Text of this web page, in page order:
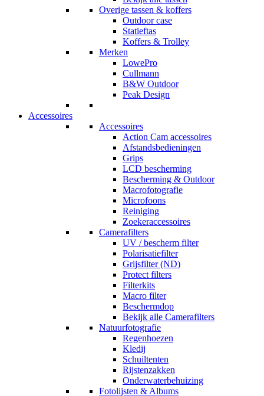
Overige tassen & koffers
Outdoor case
Statieftas
Koffers & Trolley
Merken
LowePro
Cullmann
B&W Outdoor
Peak Design
Accessoires
Accessoires
Action Cam accessoires
Afstandsbedieningen
Grips
LCD bescherming
Bescherming & Outdoor
Macrofotografie
Microfoons
Reiniging
Zoekeraccessoires
Camerafilters
UV / bescherm filter
Polarisatiefilter
Grijsfilter (ND)
Protect filters
Filterkits
Macro filter
Beschermdop
Bekijk alle Camerafilters
Natuurfotografie
Regenhoezen
Kledij
Schuiltenten
Rijstenzakken
Onderwaterbehuizing
Fotolijsten & Albums